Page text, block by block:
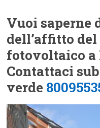
Vuoi saperne
dell’affitto
fotovoltaico a
Contattaci
verde